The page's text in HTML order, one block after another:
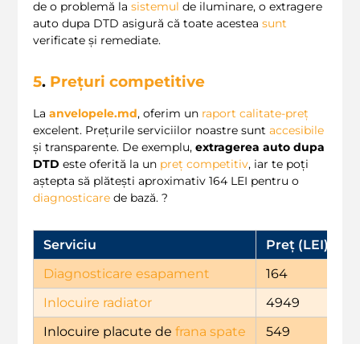
de o problemă la sistemul de iluminare, o extragere
auto dupa DTD asigură că toate acestea sunt
verificate și remediate.
5. Prețuri competitive
La anvelopele.md, oferim un raport calitate-preț
excelent. Prețurile serviciilor noastre sunt accesibile
și transparente. De exemplu, extragerea auto dupa
DTD este oferită la un preț competitiv, iar te poți
aștepta să plătești aproximativ 164 LEI pentru o
diagnosticare de bază. ?️
Serviciu
Preț (LEI)
Diagnosticare esapament
164
Inlocuire radiator
4949
Inlocuire placute de frana spate
549